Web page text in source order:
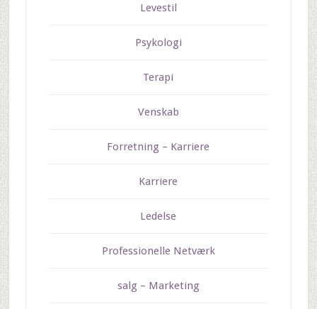
Levestil
Psykologi
Terapi
Venskab
Forretning – Karriere
Karriere
Ledelse
Professionelle Netværk
salg – Marketing